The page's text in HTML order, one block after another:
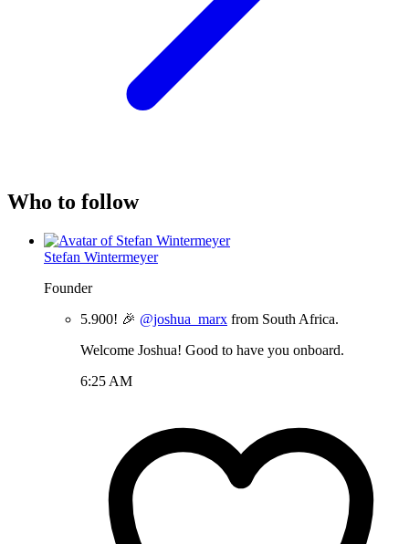
Who to follow
Stefan Wintermeyer
Founder
5.900! 🎉 @joshua_marx from South Africa.
Welcome Joshua! Good to have you onboard.
6:25 AM